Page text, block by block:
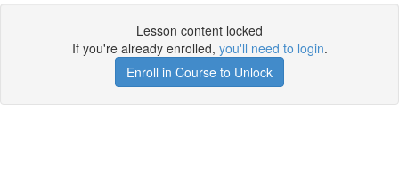
Lesson content locked
If you're already enrolled, you'll need to login.
Enroll in Course to Unlock